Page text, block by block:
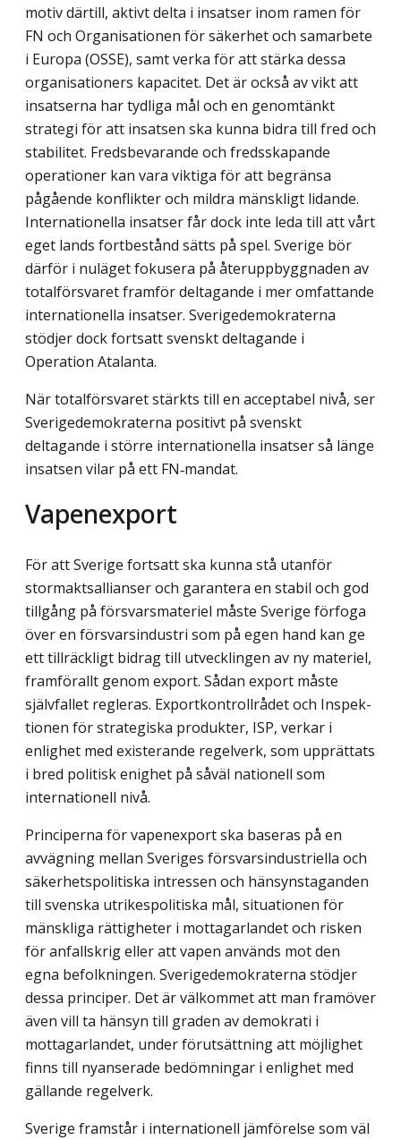
motiv därtill, aktivt delta i insatser inom ramen för
FN och Organisationen för säkerhet och samarbete
i Europa (OSSE), samt verka för att stärka dessa
organisationers kapacitet. Det är också av vikt att
insatserna har tydliga mål och en genomtänkt
strategi för att insatsen ska kunna bidra till fred och
stabilitet. Fredsbevarande och fredsskapande
operationer kan vara viktiga för att begränsa
pågående konflikter och mildra mänskligt lidande.
Internationella insatser får dock inte leda till att vårt
eget lands fortbestånd sätts på spel. Sverige bör
därför i nuläget fokusera på återuppbyggnaden av
totalförsvaret framför deltagande i mer omfattande
internationella insatser. Sverigedemokraterna
stödjer dock fortsatt svenskt deltagande i
Operation Atalanta.
När totalförsvaret stärkts till en acceptabel nivå, ser
Sverigedemokraterna positivt på svenskt
deltagande i större internationella insatser så länge
insatsen vilar på ett FN‑mandat.
Vapenexport
För att Sverige fortsatt ska kunna stå utanför
stormaktsallianser och garantera en stabil och god
tillgång på försvarsmateriel måste Sverige förfoga
över en försvarsindustri som på egen hand kan ge
ett tillräckligt bidrag till utvecklingen av ny materiel,
framförallt genom export. Sådan export måste
självfallet regleras. Exportkontrollrådet och Inspek­
tionen för strategiska produkter, ISP, verkar i
enlighet med existerande regelverk, som upprättats
i bred politisk enighet på såväl nationell som
internationell nivå.
Principerna för vapenexport ska baseras på en
avvägning mellan Sveriges försvars­industriella och
säkerhetspolitiska intressen och hänsynstaganden
till svenska utrikes­politiska mål, situationen för
mänskliga rättigheter i mottagarlandet och risken
för anfallskrig eller att vapen används mot den
egna befolkningen. Sverigedemokraterna stödjer
dessa principer. Det är välkommet att man framöver
även vill ta hänsyn till grad­en av demokrati i
mottagarlandet, under förutsättning att möjlighet
finns till nyanserade bedömningar i enlighet med
gällande regelverk.
Sverige framstår i internationell jämförelse som väl